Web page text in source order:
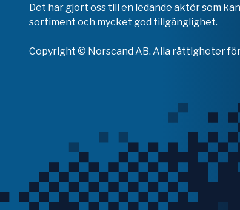
Det har gjort oss till en ledande aktör som
sortiment och mycket god tillgänglighet.
Copyright © Norscand AB. Alla rättigheter